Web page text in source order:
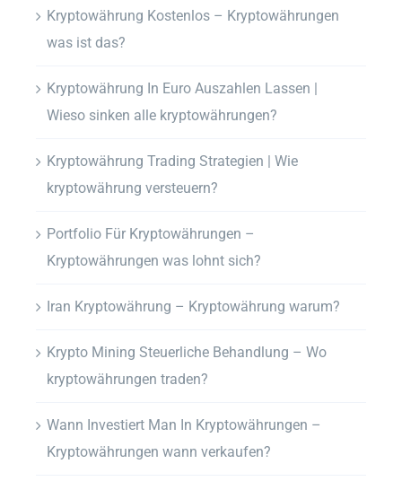
Kryptowährung Kostenlos – Kryptowährungen
was ist das?
Kryptowährung In Euro Auszahlen Lassen |
Wieso sinken alle kryptowährungen?
Kryptowährung Trading Strategien | Wie
kryptowährung versteuern?
Portfolio Für Kryptowährungen –
Kryptowährungen was lohnt sich?
Iran Kryptowährung – Kryptowährung warum?
Krypto Mining Steuerliche Behandlung – Wo
kryptowährungen traden?
Wann Investiert Man In Kryptowährungen –
Kryptowährungen wann verkaufen?